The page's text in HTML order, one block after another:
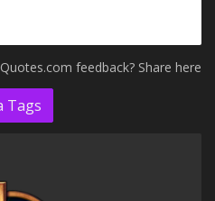
feedback? Share here
Tags